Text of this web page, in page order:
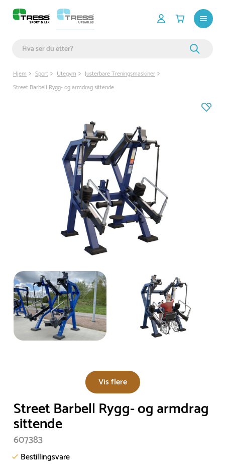
Hjem Sport Utegym
Justerbare Treningsmaskiner
Street Barbell Rygg- og armdrag sittende
Vis flere
Street Barbell Rygg- og armdrag
sittende
607383
Bestillingsvare